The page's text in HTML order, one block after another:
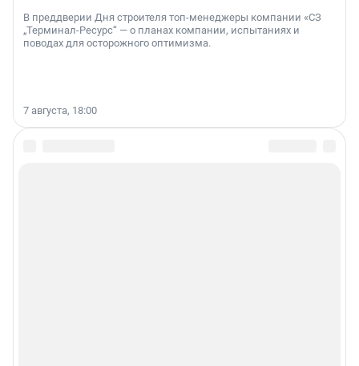
В преддверии Дня строителя топ-менеджеры компании «СЗ
„Терминал-Ресурс“ — о планах компании, испытаниях и
поводах для осторожного оптимизма.
7 августа, 18:00